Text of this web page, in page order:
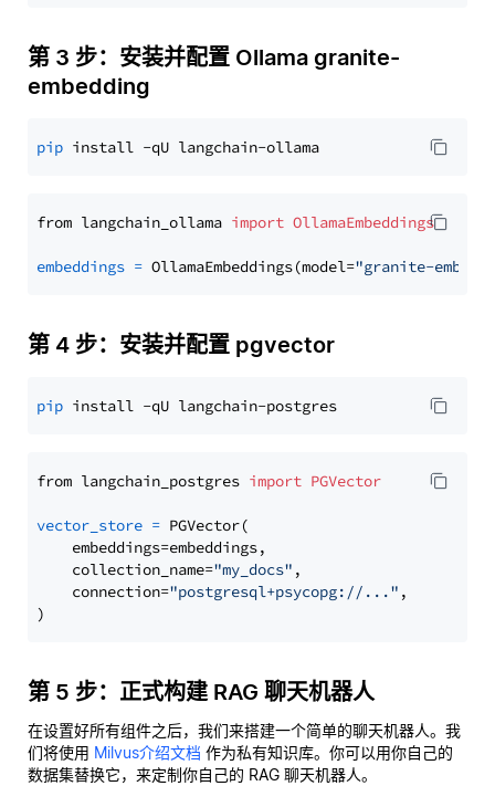
第 3 步：安装并配置 Ollama granite-
embedding
pip
from langchain_ollama import OllamaEmbeddings
embeddings = OllamaEmbeddings(model="granite-
第 4 步：安装并配置 pgvector
pip
from langchain_postgres import PGVector
vector_store = PGVector(
    embeddings=embeddings,
    collection_name=
"my_docs" ,
    connection=
"postgresql+psycopg://..." ,
第 5 步：正式构建 RAG 聊天机器人
在设置好所有组件之后，我们来搭建一个简单的聊天机器人。我
们将使用 Milvus介绍文档 作为私有知识库。你可以用你自己的
数据集替换它，来定制你自己的 RAG 聊天机器人。